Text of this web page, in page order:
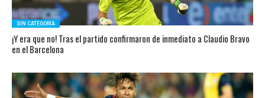
SIN CATEGORÍA
¡Y era que no! Tras el partido confirmaron de inmediato a Claudio Bravo
en el Barcelona